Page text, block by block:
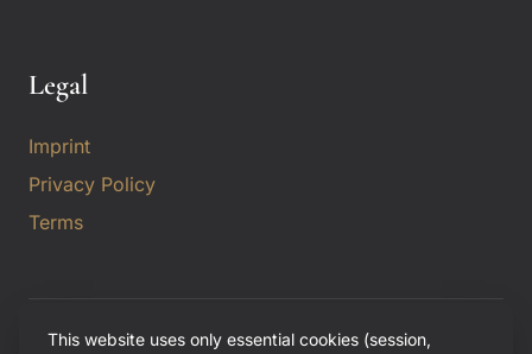
Legal
Imprint
Privacy Policy
Terms
© 2026 Landgasthof Krone by Schierhuber. All rights
This website uses only essential cookies (session,